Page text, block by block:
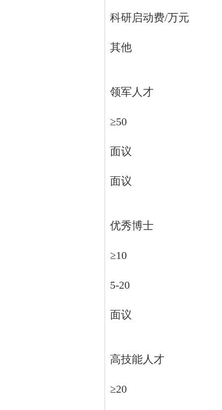
科研启动费/万元
其他
领军人才
≥50
面议
面议
优秀博士
≥10
5-20
面议
高技能人才
≥20